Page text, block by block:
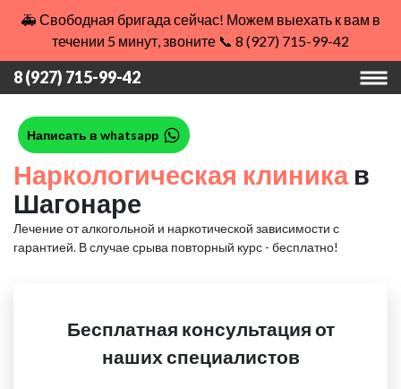
🚑 Свободная бригада сейчас! Можем выехать к вам в
течении 5 минут, звоните 📞 8 (927) 715-99-42
8 (927) 715-99-42
Написать в whatsapp
Наркологическая клиникав
Шагонаре
Лечение от алкогольной и наркотической зависимости с
гарантией. В случае срыва повторный курс - бесплатно!
Бесплатная консультация от
наших специалистов